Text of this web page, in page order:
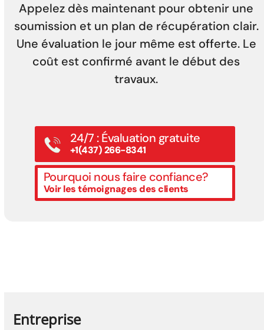
Appelez dès maintenant pour obtenir une
soumission et un plan de récupération clair.
Une évaluation le jour même est offerte. Le
coût est confirmé avant le début des
travaux.
24/7 : Évaluation gratuite
+1(437) 266-8341
Pourquoi nous faire confiance?
Voir les témoignages des clients
Entreprise